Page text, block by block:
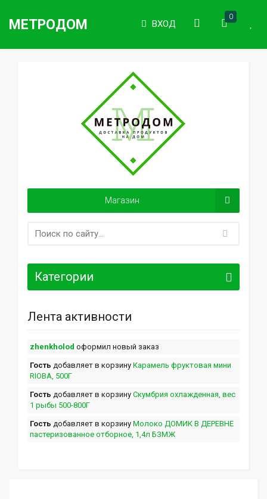
МЕТРОДОМ ВХОД
0
Магазин
Категории
Лента активности
zhenkholod оформил новый заказ
Гость добавляет в корзину Карамель фруктовая мини
RIOBA, 500Г
Гость добавляет в корзину Скумбрия охлажденная, вес
1 рыбы 500-800Г
Гость добавляет в корзину Молоко ДОМИК В ДЕРЕВНЕ
пастеризованное отборное, 1,4л БЗМЖ